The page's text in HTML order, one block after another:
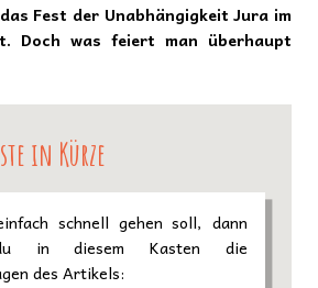
Fest der Unabhängigkeit Jura im
Doch was feiert man überhaupt
in Kürze
schnell gehen soll, dann
in diesem Kasten die
des Artikels: